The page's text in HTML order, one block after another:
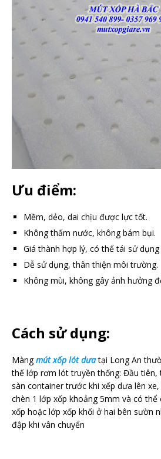
Ưu điểm:
Mềm, dẻo, dai chịu được lực tốt.
Không thấm nước, không bám bụi.
Giá thành hợp lý, có thể tái sử dụng
Dễ sử dụng, thân thiện môi trường.
Không mùi, không gây ảnh hưởng
Cách sử dụng:
Màngmút xốp lót dưatại Long An
thế lớp rơm lót truyền thống: Đầu tiên,
sàn container trước khi xếp dưa lên
chèn 1 lớp xốp khoảng 5mm và có
xốp hoặc lớp xốp khối ở hai bên sườn
đập khi vân chuyển